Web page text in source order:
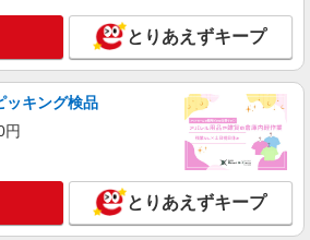
給1450円 ※交通費全額支給（規定あり）
例】23.5万円（20日勤務＋残業10h）
知県一宮市丹陽町
詳細を見る
ィス
業／日勤／土日祝休み／空調完備／9時
とりあえずキープ
ッキング検品
円
とりあえずキープ